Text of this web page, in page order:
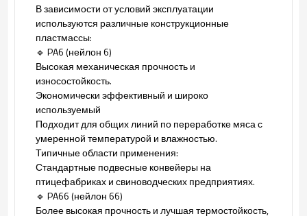
В зависимости от условий эксплуатации
используются различные конструкционные
пластмассы:
🔹 PA6 (нейлон 6)
Высокая механическая прочность и
износостойкость.
Экономически эффективный и широко
используемый
Подходит для общих линий по переработке мяса с
умеренной температурой и влажностью.
Типичные области применения:
Стандартные подвесные конвейеры на
птицефабриках и свиноводческих предприятиях.
🔹 PA66 (нейлон 66)
Более высокая прочность и лучшая термостойкость,